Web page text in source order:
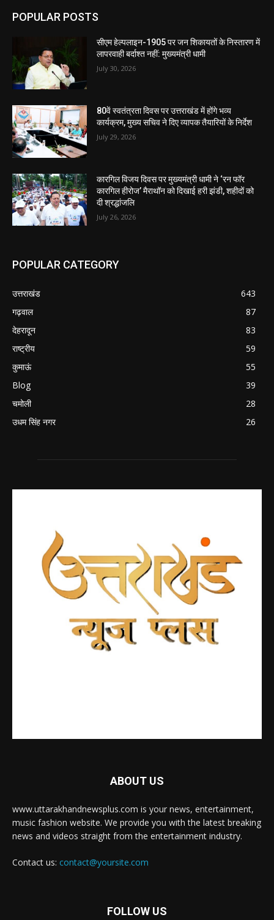
POPULAR POSTS
सीएम हेल्पलाइन-1905 पर जन शिकायतों के निस्तारण में
लापरवाही बर्दाश्त नहीं: मुख्यमंत्री धामी
July 30, 2026
80वें स्वतंत्रता दिवस पर उत्तराखंड में होंगे भव्य
कार्यक्रम, मुख्य सचिव ने दिए व्यापक तैयारियों के निर्देश
July 29, 2026
कारगिल विजय दिवस पर मुख्यमंत्री धामी ने ‘रन फॉर
कारगिल हीरोज’ मैराथॉन को दिखाई हरी झंडी, शहीदों को
दी श्रद्धांजलि
July 26, 2026
POPULAR CATEGORY
उत्तराखंड
643
गढ़वाल
87
देहरादून
83
राष्ट्रीय
59
कुमाऊं
55
Blog
39
चमोली
28
उधम सिंह नगर
26
ABOUT US
www.uttarakhandnewsplus.com is your news, entertainment,
music fashion website. We provide you with the latest breaking
news and videos straight from the entertainment industry.
Contact us: contact@yoursite.com
FOLLOW US